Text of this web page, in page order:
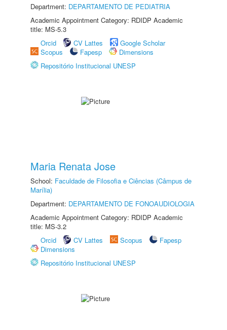
Department: DEPARTAMENTO DE PEDIATRIA
Academic Appointment Category: RDIDP Academic
title: MS-5.3
Orcid
CV Lattes
Google Scholar
Scopus
Fapesp
Dimensions
Repositório Institucional UNESP
Maria Renata Jose
School: Faculdade de Filosofia e Ciências (Câmpus de
Marília)
Department: DEPARTAMENTO DE FONOAUDIOLOGIA
Academic Appointment Category: RDIDP Academic
title: MS-3.2
Orcid
CV Lattes Scopus
Fapesp
Dimensions
Repositório Institucional UNESP